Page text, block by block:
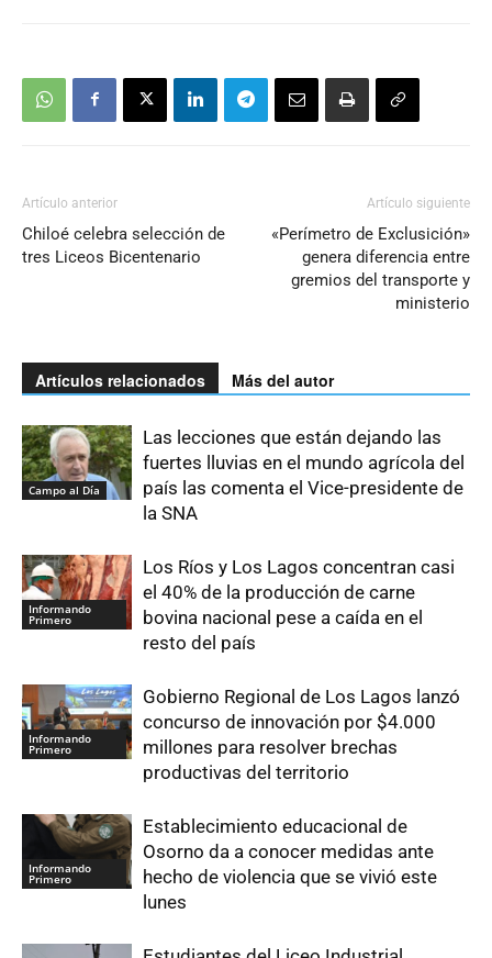
Artículo anterior
Chiloé celebra selección de
tres Liceos Bicentenario
Artículo siguiente
«Perímetro de Exclusición»
genera diferencia entre
gremios del transporte y
ministerio
Artículos relacionados Más del autor
Campo al Día
Las lecciones que están dejando las
fuertes lluvias en el mundo agrícola del
país las comenta el Vice-presidente de
la SNA
Informando
Primero
Los Ríos y Los Lagos concentran casi
el 40% de la producción de carne
bovina nacional pese a caída en el
resto del país
Informando
Primero
Gobierno Regional de Los Lagos lanzó
concurso de innovación por $4.000
millones para resolver brechas
productivas del territorio
Informando
Primero
Establecimiento educacional de
Osorno da a conocer medidas ante
hecho de violencia que se vivió este
lunes